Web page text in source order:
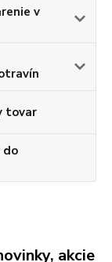
v
tovar
do
akcie